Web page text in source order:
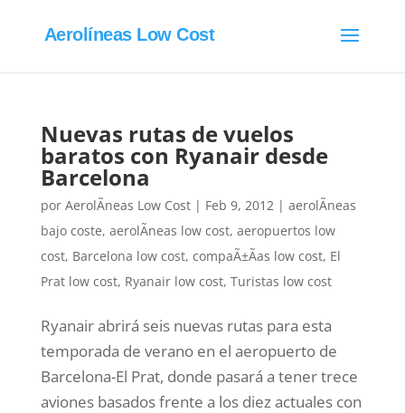
Aerolíneas Low Cost
Nuevas rutas de vuelos
baratos con Ryanair desde
Barcelona
por AerolÃ­neas Low Cost| Feb 9, 2012| aerolÃ­neas
bajo coste, aerolÃ­neas low cost, aeropuertos low
cost, Barcelona low cost, compaÃ±Ã­as low cost, El
Prat low cost, Ryanair low cost, Turistas low cost
Ryanair abrirá seis nuevas rutas para esta
temporada de verano en el aeropuerto de
Barcelona-El Prat, donde pasará a tener trece
aviones basados frente a los diez actuales con